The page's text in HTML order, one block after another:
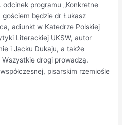
programu „Konkretne
gościem będzie dr Łukasz
adiunkt w Katedrze Polskiej
Literackiej UKSW, autor
i Jacku Dukaju, a także
drogi prowadzą.
pisarskim rzemiośle